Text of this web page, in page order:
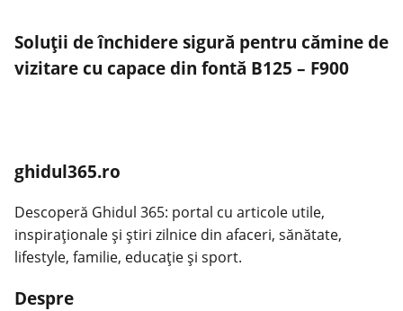
Soluții de închidere sigură pentru cămine de
vizitare cu capace din fontă B125 – F900
ghidul365.ro
Descoperă Ghidul 365: portal cu articole utile,
inspiraționale și știri zilnice din afaceri, sănătate,
lifestyle, familie, educație și sport.
Despre